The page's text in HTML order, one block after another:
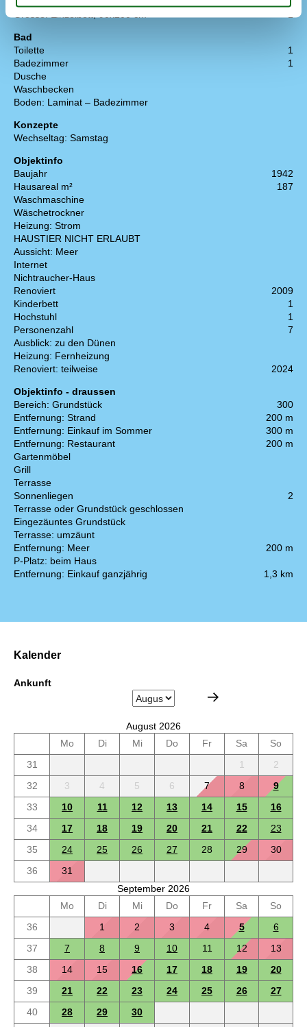
Grösse: Einzelbett, 90x200 cm
1
Bad
Toilette
1
Badezimmer
1
Dusche
Waschbecken
Boden: Laminat – Badezimmer
Konzepte
Wechseltag: Samstag
Objektinfo
Baujahr
1942
Hausareal m²
187
Waschmaschine
Wäschetrockner
Heizung: Strom
HAUSTIER NICHT ERLAUBT
Aussicht: Meer
Internet
Nichtraucher-Haus
Renoviert
2009
Kinderbett
1
Hochstuhl
1
Personenzahl
7
Ausblick: zu den Dünen
Heizung: Fernheizung
Renoviert: teilweise
2024
Objektinfo - draussen
Bereich: Grundstück
300
Entfernung: Strand
200 m
Entfernung: Einkauf im Sommer
300 m
Entfernung: Restaurant
200 m
Gartenmöbel
Grill
Terrasse
Sonnenliegen
2
Terrasse oder Grundstück geschlossen
Eingezäuntes Grundstück
Terrasse: umzäunt
Entfernung: Meer
200 m
P-Platz: beim Haus
Entfernung: Einkauf ganzjährig
1,3 km
Kalender
Ankunft
August 2026
Mo
Di Mi Do Fr Sa
So
31
1
2
32
3 4 5 6 7 8
9
33
10 11 12 13 14 15
16
34
17 18 19 20 21 22
23
35
24 25 26 27 28 29
30
36
31
September 2026
Mo
Di Mi Do Fr Sa
So
36
1 2 3 4 5
6
37
7 8 9 10 11 12
13
38
14 15 16 17 18 19
20
39
21 22 23 24 25 26
27
40
28 29
30